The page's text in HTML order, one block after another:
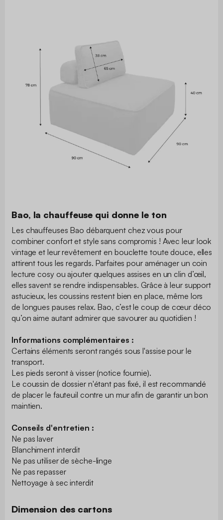
Bao, la chauffeuse qui donne le ton
Les chauffeuses Bao débarquent chez vous pour
combiner confort et style sans compromis ! Avec leur look
vintage et leur revêtement en bouclette toute douce, elles
attirent tous les regards. Parfaites pour aménager un coin
lecture cosy ou ajouter quelques assises en un clin d’œil,
elles savent se rendre indispensables. Grâce à leur support
astucieux, les coussins restent bien en place, même lors
de longues pauses relax. Bao, c’est le coup de cœur déco
qu’on aime autant admirer que savourer au quotidien !
Informations complémentaires :
Certains éléments seront rangés sous l'assise pour le
transport.
Les pieds seront à visser (notice fournie).
Le coussin de dossier n'étant pas fixé, il est recommandé
de placer le fauteuil contre un mur afin de garantir un bon
maintien.
Conseils d'entretien :
Ne pas laver
Blanchiment interdit
Ne pas utiliser de sèche-linge
Ne pas repasser
Nettoyage à sec interdit
Dimension des cartons